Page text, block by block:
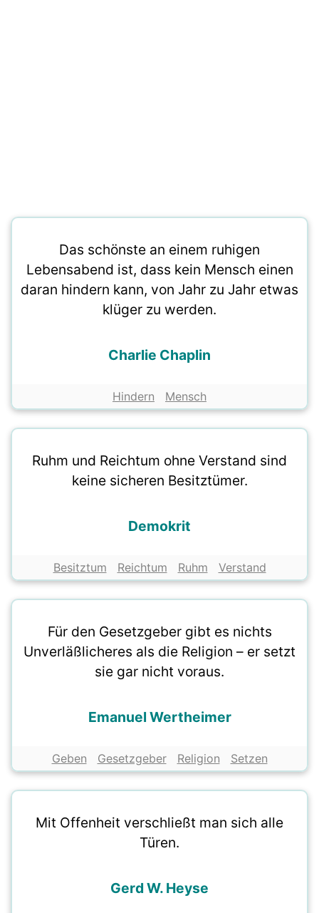
Das schönste an einem ruhigen
Lebensabend ist, dass kein Mensch einen
daran hindern kann, von Jahr zu Jahr etwas
klüger zu werden.
Charlie Chaplin
Hindern Mensch
Ruhm und Reichtum ohne Verstand sind
keine sicheren Besitztümer.
Demokrit
Besitztum Reichtum Ruhm Verstand
Für den Gesetzgeber gibt es nichts
Unverläßlicheres als die Religion – er setzt
sie gar nicht voraus.
Emanuel Wertheimer
Geben Gesetzgeber Religion Setzen
Mit Offenheit verschließt man sich alle
Türen.
Gerd W. Heyse